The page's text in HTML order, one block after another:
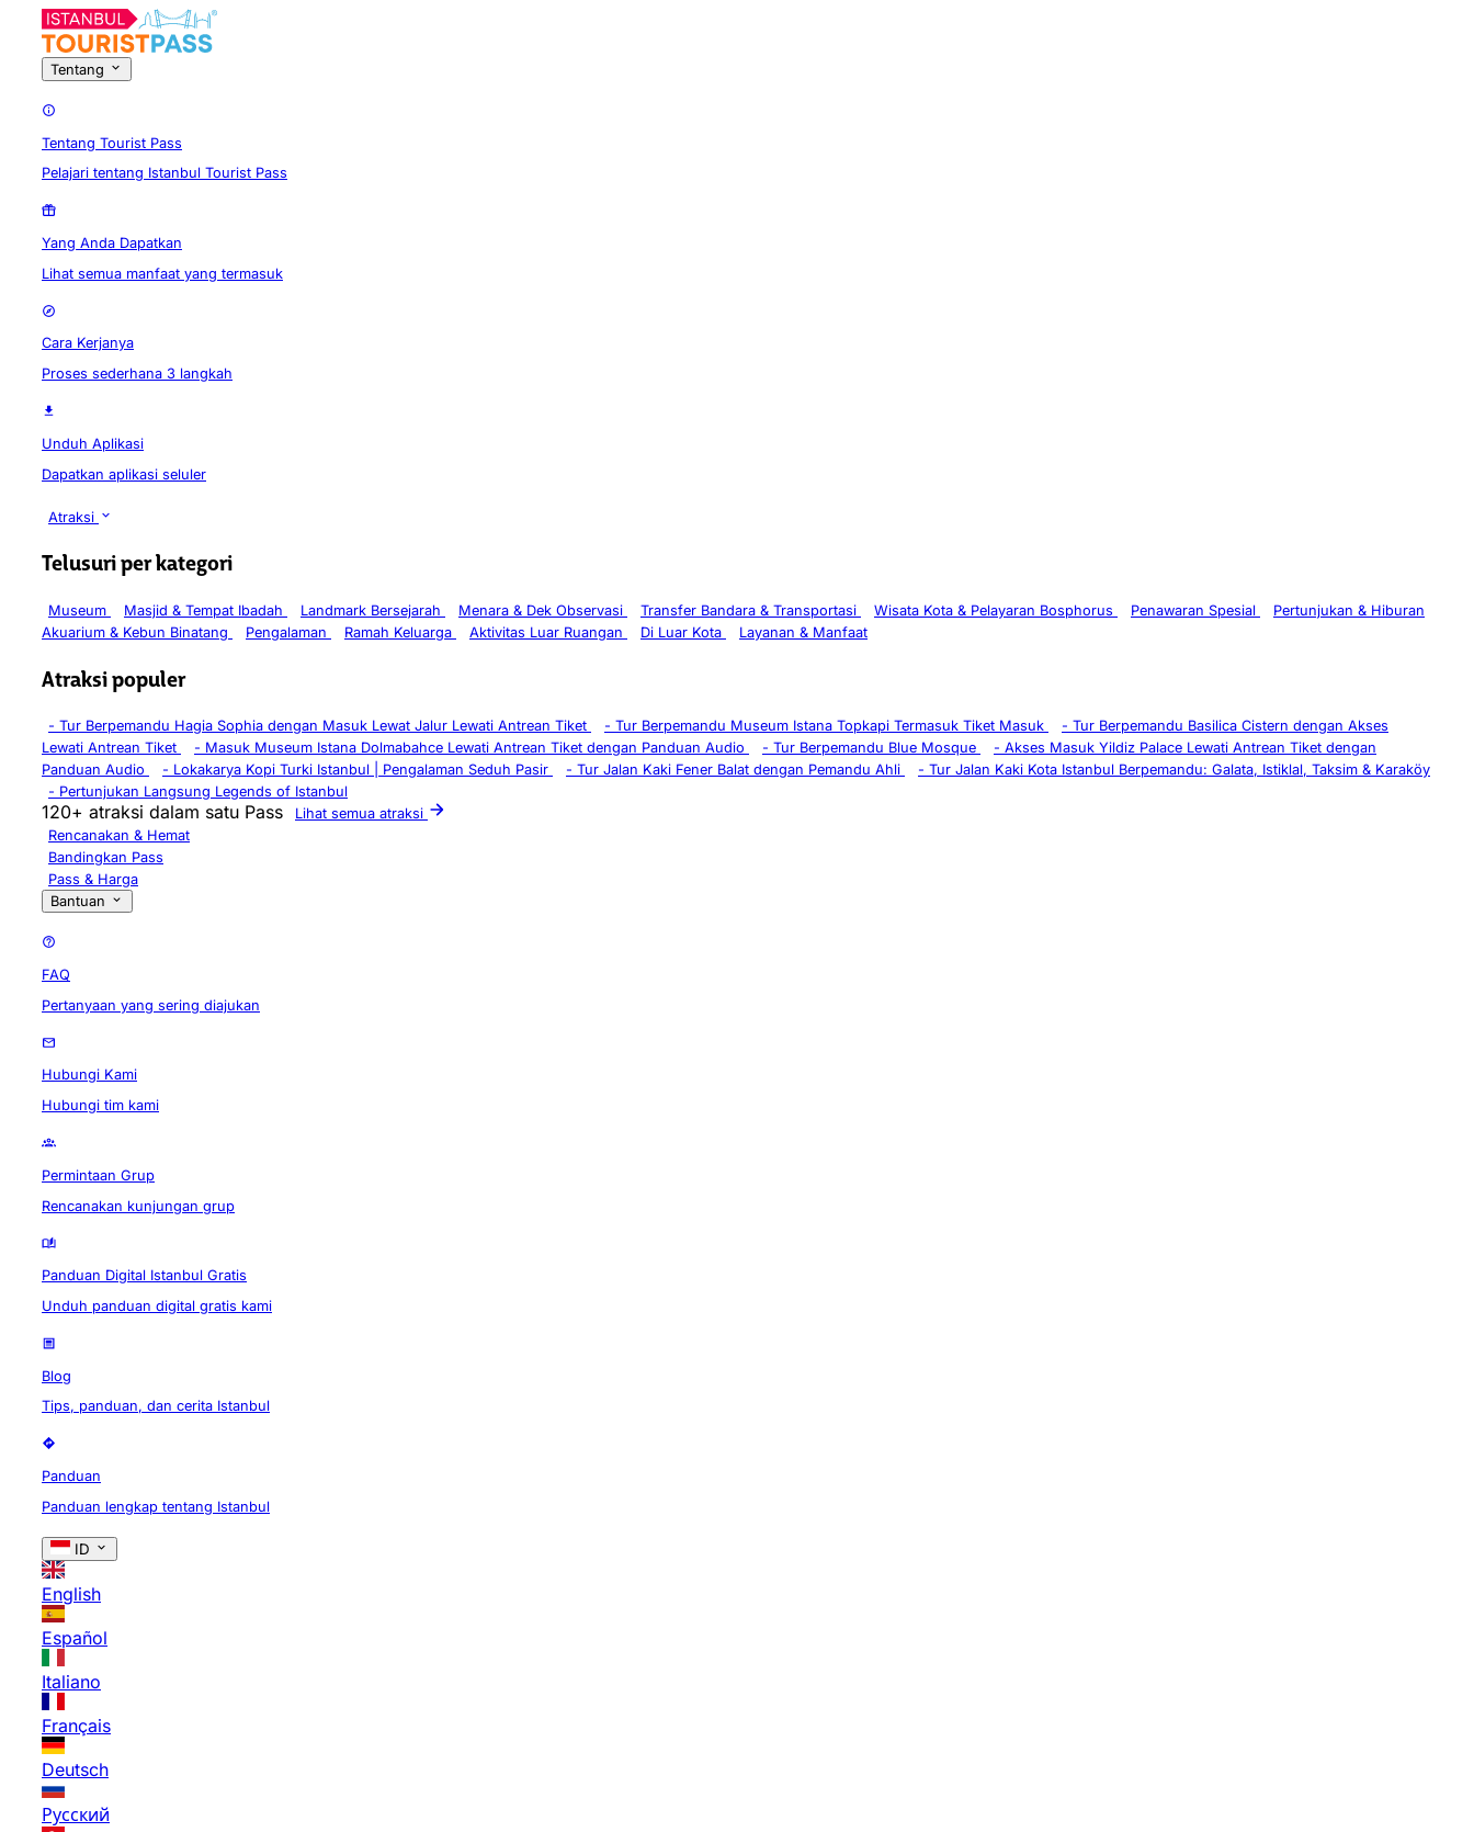
Tentang
Tentang Tourist Pass
Pelajari tentang Istanbul Tourist Pass
Yang Anda Dapatkan
Lihat semua manfaat yang termasuk
Cara Kerjanya
Proses sederhana 3 langkah
Unduh Aplikasi
Dapatkan aplikasi seluler
Atraksi
Telusuri per kategori
Museum Masjid & Tempat Ibadah Landmark Bersejarah Menara & Dek Observasi Transfer Bandara & Transportasi Wisata Kota & Pelayaran Bosphorus Penawaran Spesial
Pertunjukan & Hiburan
Akuarium & Kebun Binatang
Pengalaman Ramah Keluarga Aktivitas Luar Ruangan Di Luar Kota Layanan & Manfaat
Atraksi populer
- Tur Berpemandu Hagia Sophia dengan Masuk Lewat Jalur Lewati Antrean Tiket - Tur Berpemandu Museum Istana Topkapi Termasuk Tiket Masuk - Tur Berpemandu Basilica Cistern dengan Akses
Lewati Antrean Tiket
- Masuk Museum Istana Dolmabahce Lewati Antrean Tiket dengan Panduan Audio - Tur Berpemandu Blue Mosque - Akses Masuk Yildiz Palace Lewati Antrean Tiket dengan
Panduan Audio
- Lokakarya Kopi Turki Istanbul | Pengalaman Seduh Pasir - Tur Jalan Kaki Fener Balat dengan Pemandu Ahli - Tur Jalan Kaki Kota Istanbul Berpemandu: Galata, Istiklal, Taksim & Karaköy
- Pertunjukan Langsung Legends of Istanbul
120+ atraksi dalam satu Pass
Lihat semua atraksi
Rencanakan & Hemat
Bandingkan Pass
Pass & Harga
Bantuan
FAQ
Pertanyaan yang sering diajukan
Hubungi Kami
Hubungi tim kami
Permintaan Grup
Rencanakan kunjungan grup
Panduan Digital Istanbul Gratis
Unduh panduan digital gratis kami
Blog
Tips, panduan, dan cerita Istanbul
Panduan
Panduan lengkap tentang Istanbul
ID
English
Español
Italiano
Français
Deutsch
Русский